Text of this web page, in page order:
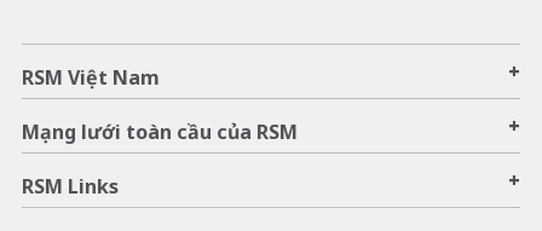
RSM Việt Nam +
Mạng lưới toàn cầu của RSM +
RSM Links +